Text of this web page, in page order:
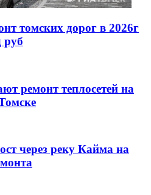
томских дорог в 2026г
руб
ремонт теплосетей на
через реку Кайма на